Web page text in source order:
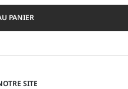
PANIER
SITE